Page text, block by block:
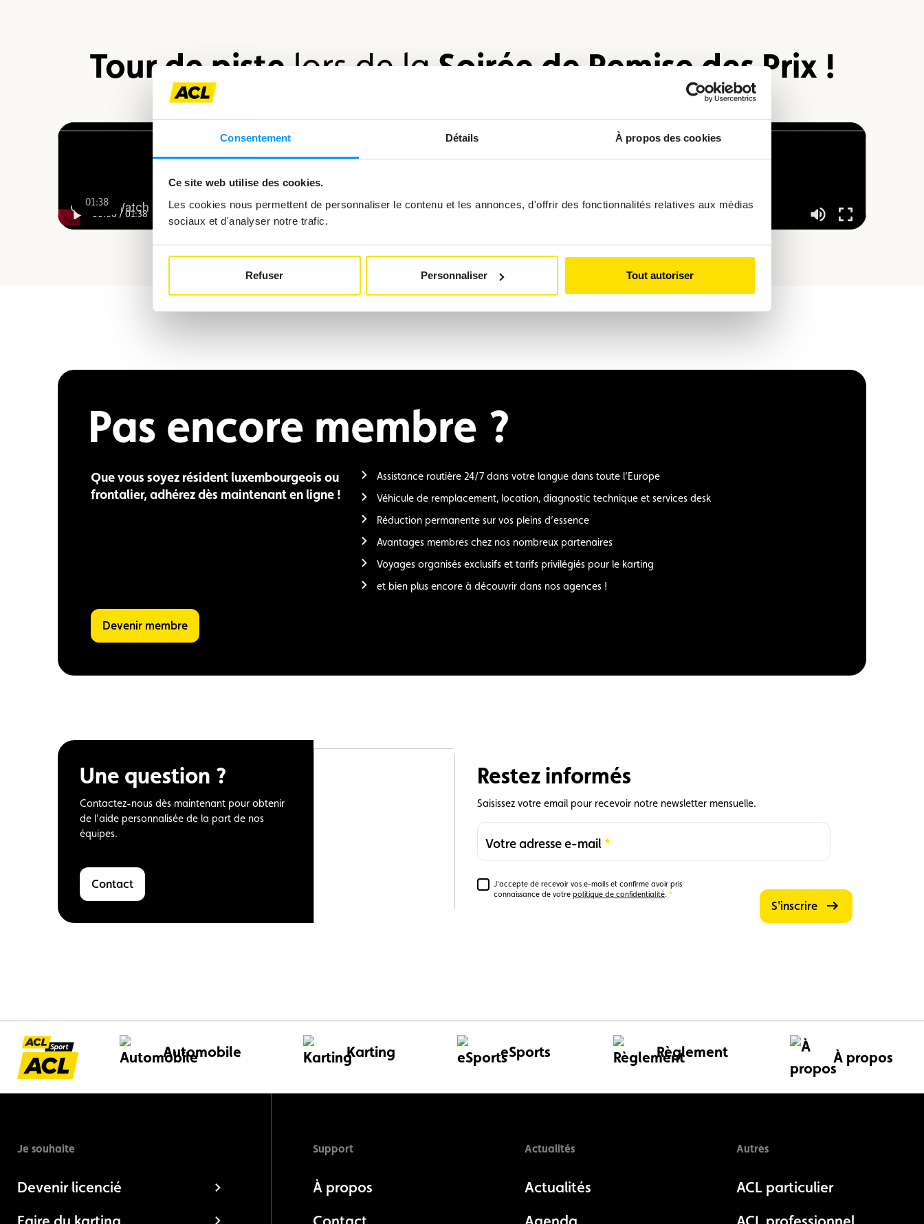
Consentement Détails À propos des cookies
Ce site web utilise des cookies.
Les cookies nous permettent de personnaliser le contenu et les annonces, d'offrir des fonctionnalités relatives aux médias
sociaux et d'analyser notre trafic.
Refuser Personnaliser Tout autoriser
Tour de piste lors de la Soirée de Remise des Prix !
01:38
00:00 /01:38
Pas encore membre ?
Que vous soyez résident luxembourgeois ou
frontalier, adhérez dès maintenant en ligne !
Assistance routière 24/7 dans votre langue dans toute l’Europe
Véhicule de remplacement, location, diagnostic technique et services desk
Réduction permanente sur vos pleins d’essence
Avantages membres chez nos nombreux partenaires
Voyages organisés exclusifs et tarifs privilégiés pour le karting
et bien plus encore à découvrir dans nos agences !
Devenir membre
Une question ?
Contactez-nous dès maintenant pour obtenir
de l'aide personnalisée de la part de nos
équipes.
Contact
Restez informés
Saisissez votre email pour recevoir notre newsletter mensuelle.
Votre adresse e-mail
Required
J'accepte de recevoir vos e-mails et confirme avoir pris
connaissance de votre politique de confidentialité.
Required
S'inscrire
Automobile Karting eSports Règlement À propos
Je souhaite
Devenir licencié
Support
À propos
Actualités
Actualités
Autres
ACL particulier